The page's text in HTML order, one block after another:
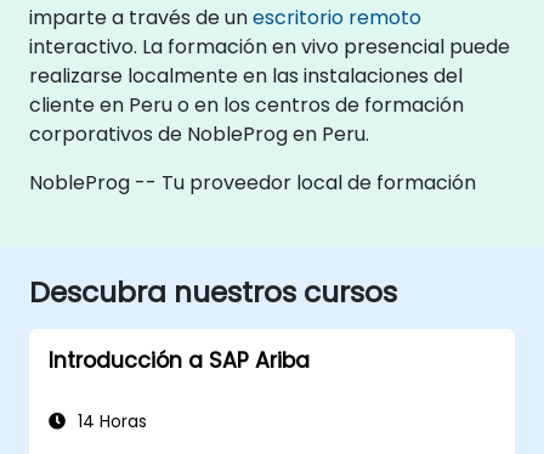
imparte a través de unescritorio remoto
interactivo. La formación en vivo presencial puede
realizarse localmente en las instalaciones del
cliente en Peru o en los centros de formación
corporativos de NobleProg en Peru.
NobleProg -- Tu proveedor local de formación
Descubra nuestros cursos
Introducción a SAP Ariba
14 Horas